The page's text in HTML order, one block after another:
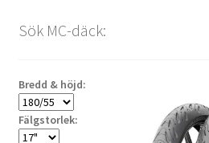
Sök MC-däck:
Bredd & höjd:
Fälgstorlek: